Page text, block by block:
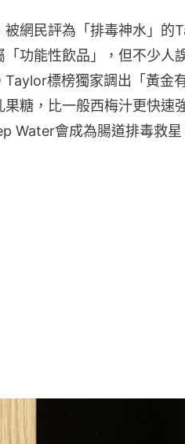
被網民評為「排毒神水」
「功能性飲品」，但不少人
Taylor標榜獨家調出「黃金
果糖，比一般西梅汁更快速
Water會成為腸道排毒救星